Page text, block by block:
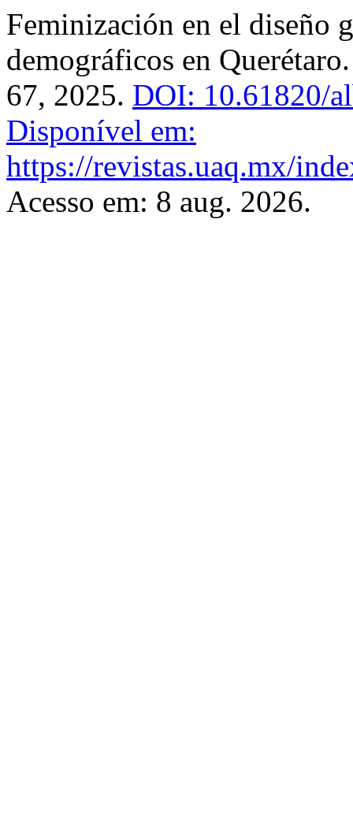
Feminización en el diseño
demográficos en
67, 2025. DOI: 10.61820/
Disponível em:
https://revistas.uaq.mx/
Acesso em: 8 aug. 2026.